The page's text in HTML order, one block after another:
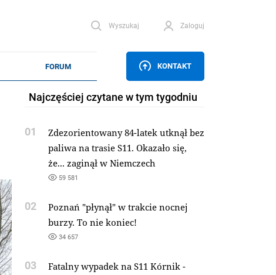
Wyszukaj Zaloguj
KONTAKT
Najczęściej czytane w tym tygodniu
01
Zdezorientowany 84-latek utknął bez
paliwa na trasie S11. Okazało się,
że... zaginął w Niemczech
59 581
02
Poznań "płynął" w trakcie nocnej
burzy. To nie koniec!
34 657
03
Fatalny wypadek na S11 Kórnik -